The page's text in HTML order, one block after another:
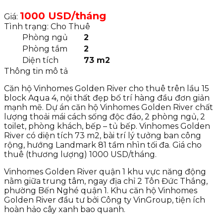
Giá: 1000 USD/tháng
Tình trạng: Cho Thuê
Phòng ngủ
2
Phòng tắm
2
Diện tích
73 m2
Thông tin mô tả
Căn hộ Vinhomes Golden River cho thuê trên lầu 15
block Aqua 4, nội thất đẹp bố trí hàng đầu đơn giản
mạnh mẽ. Dự án căn hộ Vinhomes Golden River chất
lượng thoải mái cách sống độc đáo, 2 phòng ngủ, 2
toilet, phòng khách, bếp – tủ bếp. Vinhomes Golden
River có diện tích 73 m2, bài trí lý tưởng ban công
rộng, hướng Landmark 81 tầm nhìn tối đa. Giá cho
thuê (thương lượng) 1000 USD/tháng.
Vinhomes Golden River quận 1 khu vực năng động
nằm giữa trung tâm, ngay địa chỉ 2 Tôn Đức Thắng,
phường Bến Nghé quận 1. Khu căn hộ Vinhomes
Golden River đầu tư bởi Công ty VinGroup, tiện ích
hoàn hảo cây xanh bao quanh.